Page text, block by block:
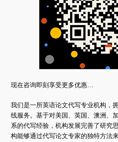
现在咨询即刻享受更多优惠…
我们是一所英语论文代写专业机构，
线服务。基于对美国、英国、澳洲、
系的代写经验，机构发展完善了研究
构能够通过代写论文专家的独特方法